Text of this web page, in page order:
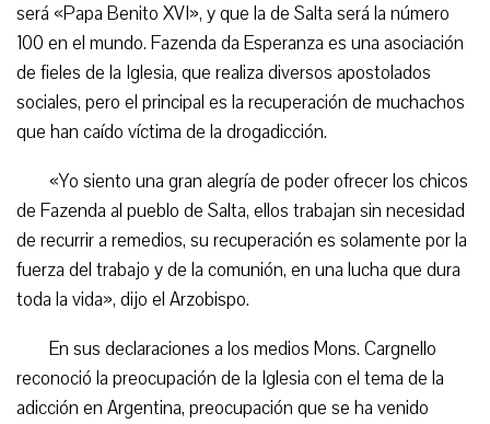
será «Papa Benito XVI», y que la de Salta será la número
100 en el mundo. Fazenda da Esperanza es una asociación
de fieles de la Iglesia, que realiza diversos apostolados
sociales, pero el principal es la recuperación de muchachos
que han caído víctima de la drogadicción.
«Yo siento una gran alegría de poder ofrecer los chicos
de Fazenda al pueblo de Salta, ellos trabajan sin necesidad
de recurrir a remedios, su recuperación es solamente por la
fuerza del trabajo y de la comunión, en una lucha que dura
toda la vida», dijo el Arzobispo.
En sus declaraciones a los medios Mons. Cargnello
reconoció la preocupación de la Iglesia con el tema de la
adicción en Argentina, preocupación que se ha venido